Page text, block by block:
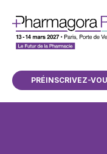
PRÉINSCRIVEZ-